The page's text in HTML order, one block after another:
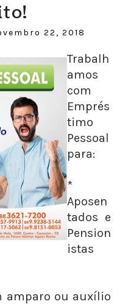
22, 2018
Trabalh
amos
com
Emprés
timo
Pessoal
para:
*
Aposen
tados e
Pension
istas
amparo ou auxílio